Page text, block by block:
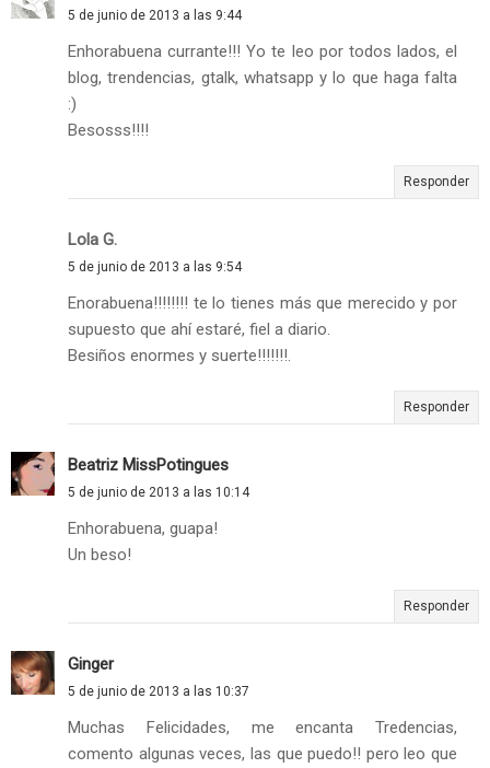
5 de junio de 2013 a las 9:44
Enhorabuena currante!!! Yo te leo por todos lados, el
blog, trendencias, gtalk, whatsapp y lo que haga falta
:)
Besosss!!!!
Responder
Lola G.
5 de junio de 2013 a las 9:54
Enorabuena!!!!!!!! te lo tienes más que merecido y por
supuesto que ahí estaré, fiel a diario.
Besiños enormes y suerte!!!!!!!.
Responder
Beatriz MissPotingues
5 de junio de 2013 a las 10:14
Enhorabuena, guapa!
Un beso!
Responder
Ginger
5 de junio de 2013 a las 10:37
Muchas Felicidades, me encanta Tredencias,
comento algunas veces, las que puedo!! pero leo que